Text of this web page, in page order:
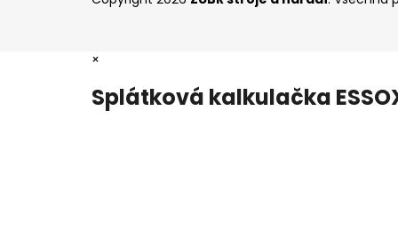
×
Splátková kalkulačka